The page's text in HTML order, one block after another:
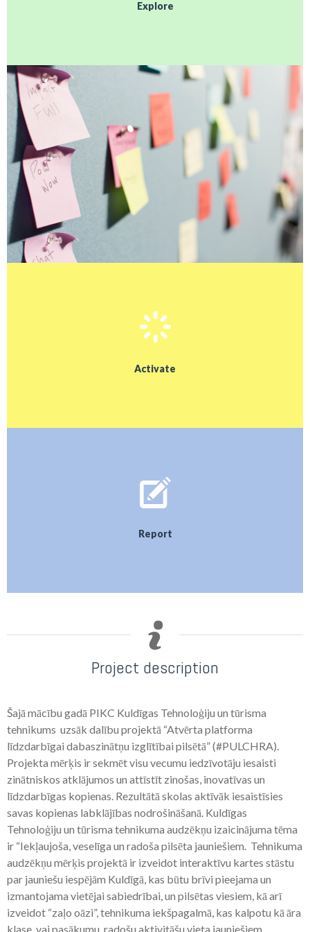
Explore
Activate
Report
Project description
Šajā mācību gadā PIKC Kuldīgas Tehnoloģiju un tūrisma
tehnikums uzsāk dalību projektā “Atvērta platforma
līdzdarbīgai dabaszinātņu izglītībai pilsētā” (#PULCHRA).
Projekta mērķis ir sekmēt visu vecumu iedzīvotāju iesaisti
zinātniskos atklājumos un attīstīt zinošas, inovatīvas un
līdzdarbīgas kopienas. Rezultātā skolas aktīvāk iesaistīsies
savas kopienas labklājības nodrošināšanā. Kuldīgas
Tehnoloģiju un tūrisma tehnikuma audzēkņu izaicinājuma tēma
ir “Iekļaujoša, veselīga un radoša pilsēta jauniešiem. Tehnikuma
audzēkņu mērķis projektā ir izveidot interaktīvu kartes stāstu
par jauniešu iespējām Kuldīgā, kas būtu brīvi pieejama un
izmantojama vietējai sabiedrībai, un pilsētas viesiem, kā arī
izveidot “zaļo oāzi”, tehnikuma iekšpagalmā, kas kalpotu kā āra
klase, vai pasākumu, radošu aktivitāšu vieta jauniešiem.